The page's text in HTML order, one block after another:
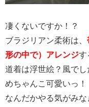
凄くないですか！？
ブラジリアン柔術は、
形の中で）アレンジす
道着は浮世絵？風でし
めちゃんこ可愛いっ！
なんだかやる気がみな